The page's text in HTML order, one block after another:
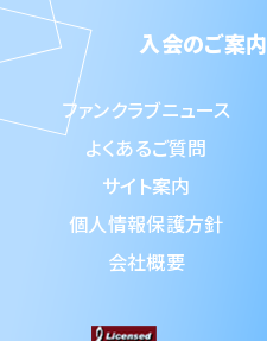
入会のご案内
ファンクラブニュース
よくあるご質問
サイト案内
個人情報保護方針
会社概要